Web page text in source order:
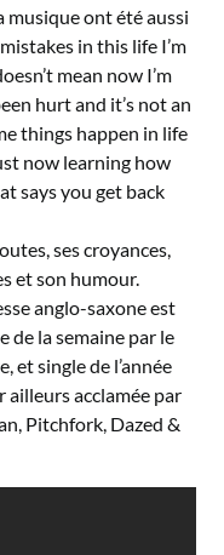
musique ont été aussi
in this life I’m
mean now I’m
hurt and it’s not an
things happen in life
now learning how
says you get back
ses croyances,
et son humour.
anglo-saxone est
de la semaine par le
et single de l’année
ailleurs acclamée par
Pitchfork, Dazed &